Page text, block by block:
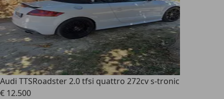
Audi TTSRoadster 2.0 tfsi quattro 272cv s-tronic
€ 12.500